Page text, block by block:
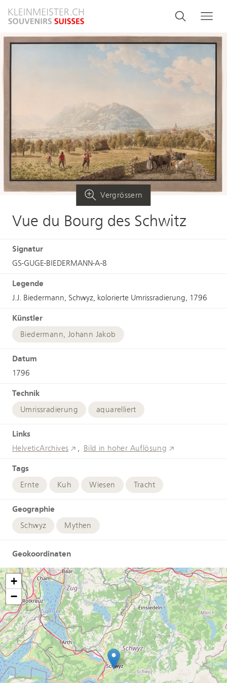
zum
Search
and
menu
Suche
Vergrössern
Vue du Bourg des Schwitz
Signatur
GS-GUGE-BIEDERMANN-A-8
Legende
J.J. Biedermann, Schwyz, kolorierte Umrissradierung, 1796
Künstler
Biedermann, Johann Jakob
Datum
1796
Technik
Umrissradierung aquarelliert
Links
HelveticArchives Bild in hoher Auflösung
Tags
Ernte Kuh Wiesen Tracht
Geographie
Schwyz Mythen
Geokoordinaten
+
−